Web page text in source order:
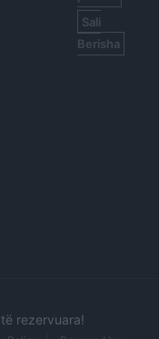
Sali
Berisha
rezervuara!